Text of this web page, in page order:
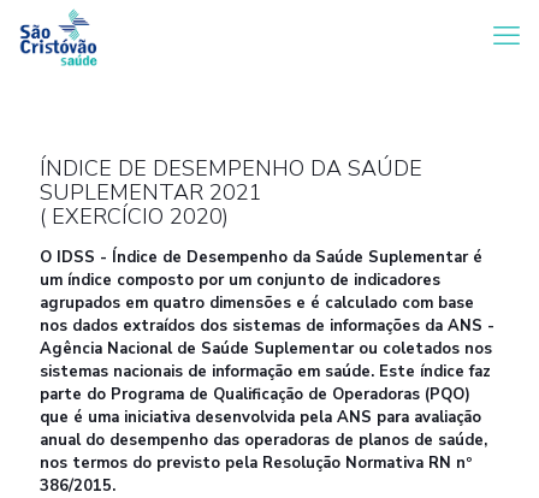
ÍNDICE DE DESEMPENHO DA SAÚDE
SUPLEMENTAR 2021
( EXERCÍCIO 2020)
O IDSS - Índice de Desempenho da Saúde Suplementar é
um índice composto por um conjunto de indicadores
agrupados em quatro dimensões e é calculado com base
nos dados extraídos dos sistemas de informações da ANS -
Agência Nacional de Saúde Suplementar ou coletados nos
sistemas nacionais de informação em saúde. Este índice faz
parte do Programa de Qualificação de Operadoras (PQO)
que é uma iniciativa desenvolvida pela ANS para avaliação
anual do desempenho das operadoras de planos de saúde,
nos termos do previsto pela Resolução Normativa RN nº
386/2015.